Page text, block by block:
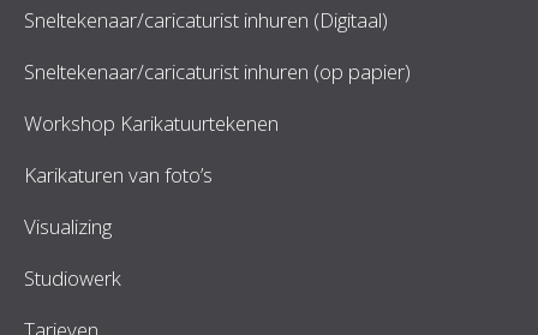
Sneltekenaar/caricaturist inhuren (Digitaal)
Sneltekenaar/caricaturist inhuren (op papier)
Workshop Karikatuurtekenen
Karikaturen van foto’s
Visualizing
Studiowerk